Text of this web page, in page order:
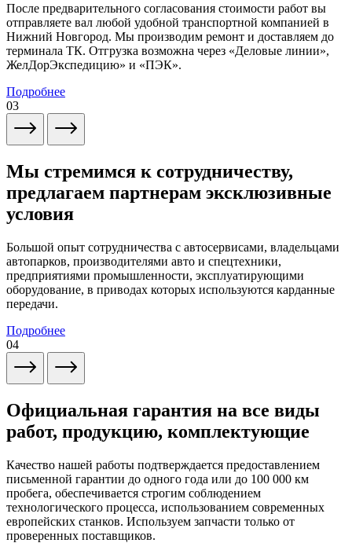
После предварительного согласования стоимости работ вы
отправляете вал любой удобной транспортной компанией в
Нижний Новгород. Мы производим ремонт и доставляем до
терминала ТК. Отгрузка возможна через «Деловые линии»,
ЖелДорЭкспедицию» и «ПЭК».
Подробнее
03
Мы стремимся к сотрудничеству,
предлагаем партнерам эксклюзивные
условия
Большой опыт сотрудничества с автосервисами, владельцами
автопарков, производителями авто и спецтехники,
предприятиями промышленности, эксплуатирующими
оборудование, в приводах которых используются карданные
передачи.
Подробнее
04
Официальная гарантия на все виды
работ, продукцию, комплектующие
Качество нашей работы подтверждается предоставлением
письменной гарантии до одного года или до 100 000 км
пробега, обеспечивается строгим соблюдением
технологического процесса, использованием современных
европейских станков. Используем запчасти только от
проверенных поставщиков.